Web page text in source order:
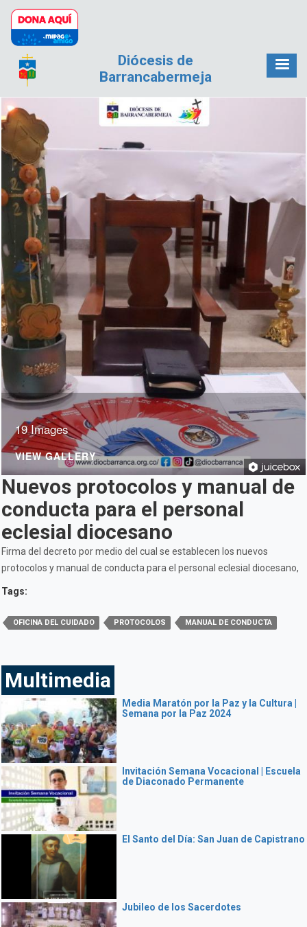
Pasar al contenido principal
Diócesis de
Barrancabermeja
19 Images
VIEW GALLERY
Nuevos protocolos y manual de
conducta para el personal
eclesial diocesano
Firma del decreto por medio del cual se establecen los nuevos
protocolos y manual de conducta para el personal eclesial diocesano,
Tags:
OFICINA DEL CUIDADO PROTOCOLOS MANUAL DE CONDUCTA
Multimedia
Media Maratón por la Paz y la Cultura |
Semana por la Paz 2024
Invitación Semana Vocacional | Escuela
de Diaconado Permanente
El Santo del Día: San Juan de Capistrano
Jubileo de los Sacerdotes